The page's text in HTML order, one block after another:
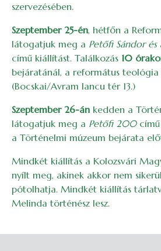
szervezésében.
Szeptember 25-én, hétfőn a
látogatjuk meg a Petőfi Sándor és
című kiállítást. Találkozás 10
bejáratánál, a református
(Bocskai/Avram Iancu tér 13.)
Szeptember 26-án kedden a
látogatjuk meg a Petőfi 200című
a Történelmi múzeum bejárata
Mindkét kiállítás a Kolozsvári
nyílt meg, akinek akkor nem
pótolhatja. Mindkét kiállítás
Melinda történész lesz.